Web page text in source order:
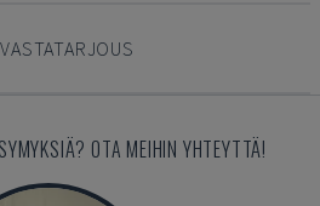
OTA MEIHIN YHTEYTTÄ!